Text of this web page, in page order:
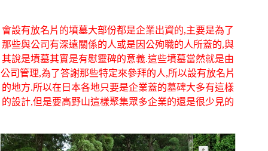
會設有放名片的墳墓大部份都是企業出資的,主要是為了
那些與公司有深遠關係的人或是因公殉職的人所蓋的,與
其說是墳墓其實是有慰靈碑的意義.這些墳墓當然就是由
公司管理,為了答謝那些特定來參拜的人,所以設有放名片
的地方.所以在日本各地只要是企業蓋的墓碑大多有這樣
的設計,但是要高野山這樣聚集眾多企業的還是很少見的